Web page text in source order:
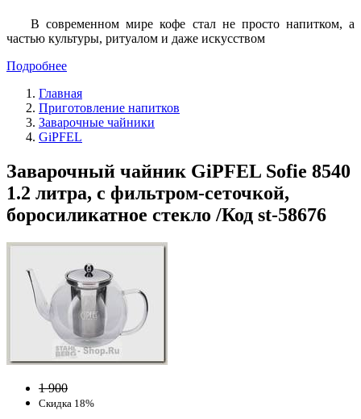
В современном мире кофе стал не просто напитком, а
частью культуры, ритуалом и даже искусством
Подробнее
Главная
Приготовление напитков
Заварочные чайники
GiPFEL
Заварочный чайник GiPFEL Sofie 8540
1.2 литра, с фильтром-сеточкой,
боросиликатное стекло /Код st-58676
1 900
Скидка 18%